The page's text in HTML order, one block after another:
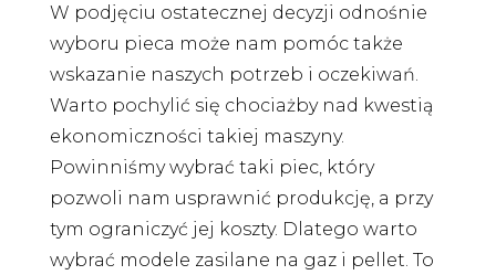
W podjęciu ostatecznej decyzji odnośnie
wyboru pieca może nam pomóc także
wskazanie naszych potrzeb i oczekiwań.
Warto pochylić się chociażby nad kwestią
ekonomiczności takiej maszyny.
Powinniśmy wybrać taki piec, który
pozwoli nam usprawnić produkcję, a przy
tym ograniczyć jej koszty. Dlatego warto
wybrać modele zasilane na gaz i pellet. To